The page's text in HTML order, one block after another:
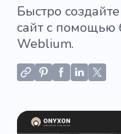
Быстро
сайт с помощью
Weblium.